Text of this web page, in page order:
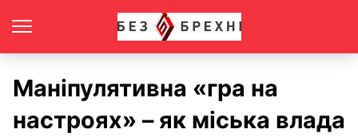
Маніпулятивна «гра на
настроях» – як міська влада